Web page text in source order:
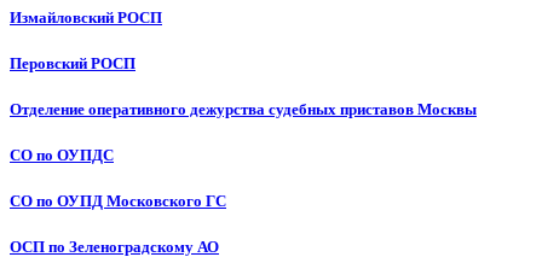
Измайловский РОСП
Перовский РОСП
Отделение оперативного дежурства судебных приставов Москвы
СО по ОУПДС
СО по ОУПД Московского ГС
ОСП по Зеленоградскому АО